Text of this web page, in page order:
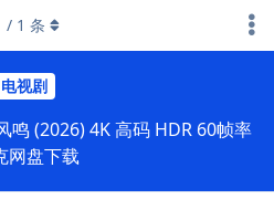
电视剧
鸣 (2026) 4K 高码 HDR 60帧率
网盘下载
/ 1 条